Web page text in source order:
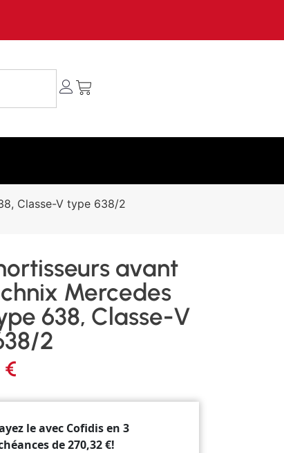
Classe-V type 638/2
avant
Mercedes
638, Classe-V
2
€
le avec Cofidis en 3
de270,32€!